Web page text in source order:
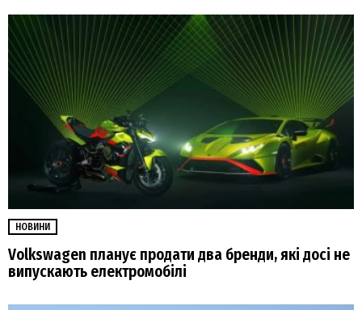
НОВИНИ
Volkswagen планує продати два бренди, які досі не
випускають електромобілі